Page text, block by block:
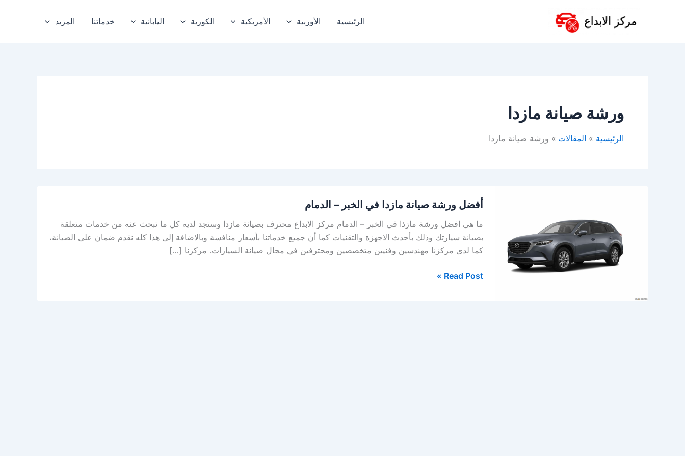
الرئيسية الأوربية الأمريكية الكورية اليابانية خدماتنا المزيد
ورشة صيانة مازدا
الرئيسية المقالات ورشة صيانة مازدا
أفضل ورشة صيانة مازدا في الخبر – الدمام
ما هي افضل ورشة مازذا في الخبر – الدمام مركز الابداع محترف بصيانة مازدا وستجد لديه كل ما تبحث عنه من خدمات متعلقة
بصيانة سيارتك وذلك بأحدث الاجهزة والتقنيات كما أن جميع خدماتنا بأسعار منافسة وبالاضافة إلى هذا كله نقدم ضمان على الصيانة،
كما لدى مركزنا مهندسين وفنيين متخصصين ومحترفين في مجال صيانة السيارات. مركزنا […]
ورشة
مازدا
في
–
Read Post »